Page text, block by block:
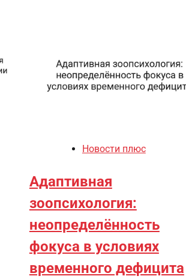
Новости плюс
Адаптивная
зоопсихология:
неопределённость
фокуса в условиях
временного дефицита